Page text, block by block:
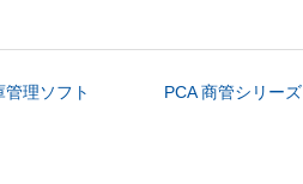
理ソフト PCA 商管シリーズ